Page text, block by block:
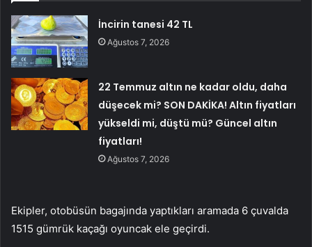
İncirin tanesi 42 TL
Ağustos 7, 2026
22 Temmuz altın ne kadar oldu, daha
düşecek mi? SON DAKİKA! Altın fiyatları
yükseldi mi, düştü mü? Güncel altın
fiyatları!
Ağustos 7, 2026
Ekipler, otobüsün bagajında yaptıkları aramada 6 çuvalda
1515 gümrük kaçağı oyuncak ele geçirdi.